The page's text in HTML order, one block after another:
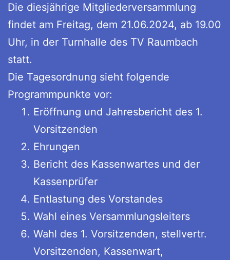
Die diesjährige Mitgliederversammlung
findet am Freitag, dem 21.06.2024, ab 19.00
Uhr, in der Turnhalle des TV Raumbach
statt.
Die Tagesordnung sieht folgende
Programmpunkte vor:
Eröffnung und Jahresbericht des 1.
Vorsitzenden
Ehrungen
Bericht des Kassenwartes und der
Kassenprüfer
Entlastung des Vorstandes
Wahl eines Versammlungsleiters
Wahl des 1. Vorsitzenden, stellvertr.
Vorsitzenden, Kassenwart,